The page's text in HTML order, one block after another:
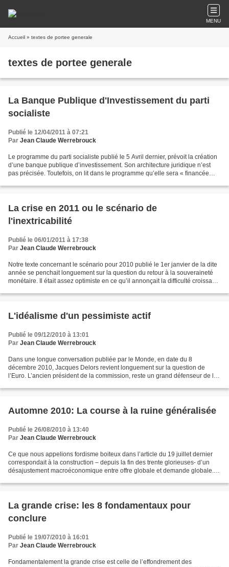
MENU
Accueil » textes de portee generale
textes de portee generale
La Banque Publique d'Investissement du parti
socialiste
Publié le 12/04/2011 à 07:21
Par Jean Claude Werrebrouck
Le programme du parti socialiste publié le 5 Avril dernier, prévoit la création
d’une banque publique d’investissement. Son architecture juridique n’est
pas précisée. Toutefois, on lit dans le programme qu’elle sera « financée
La crise en 2011 ou le scénario de
l'inextricabilité
Publié le 06/01/2011 à 17:38
Par Jean Claude Werrebrouck
Notre texte concernant le scénario pour 2010 publié le 1er janvier de la dite
année se penchait longuement sur la question du retour à la souveraineté
monétaire. Il était assez optimiste en ce qu’il annonçait la difficulté croissante
L'idéalisme d'un pessimiste actif
Publié le 09/12/2010 à 13:01
Par Jean Claude Werrebrouck
Dans une longue conversation publiée par le Monde, en date du 8
décembre 2010, Jacques Delors revient longuement sur la question de
l’Euro. L’ancien président de la commission, reste un grand défenseur de la
Automne 2010: La course à la ruine généralisée
Publié le 26/08/2010 à 13:40
Par Jean Claude Werrebrouck
Ce que nous appelions fordisme boiteux dans l’article du 19 juillet dernier
correspondait à la construction – depuis la fin des trente glorieuses- d’un
désajustement macroéconomique entre offre globale et demande globale.
La grande crise: les 8 fondamentaux pour
conclure
Publié le 19/07/2010 à 16:01
Par Jean Claude Werrebrouck
Fondamentalement la grande crise est celle de l’effondrement des